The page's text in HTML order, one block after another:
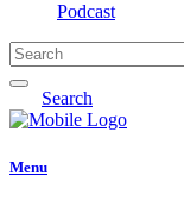
Podcast
Search
Menu